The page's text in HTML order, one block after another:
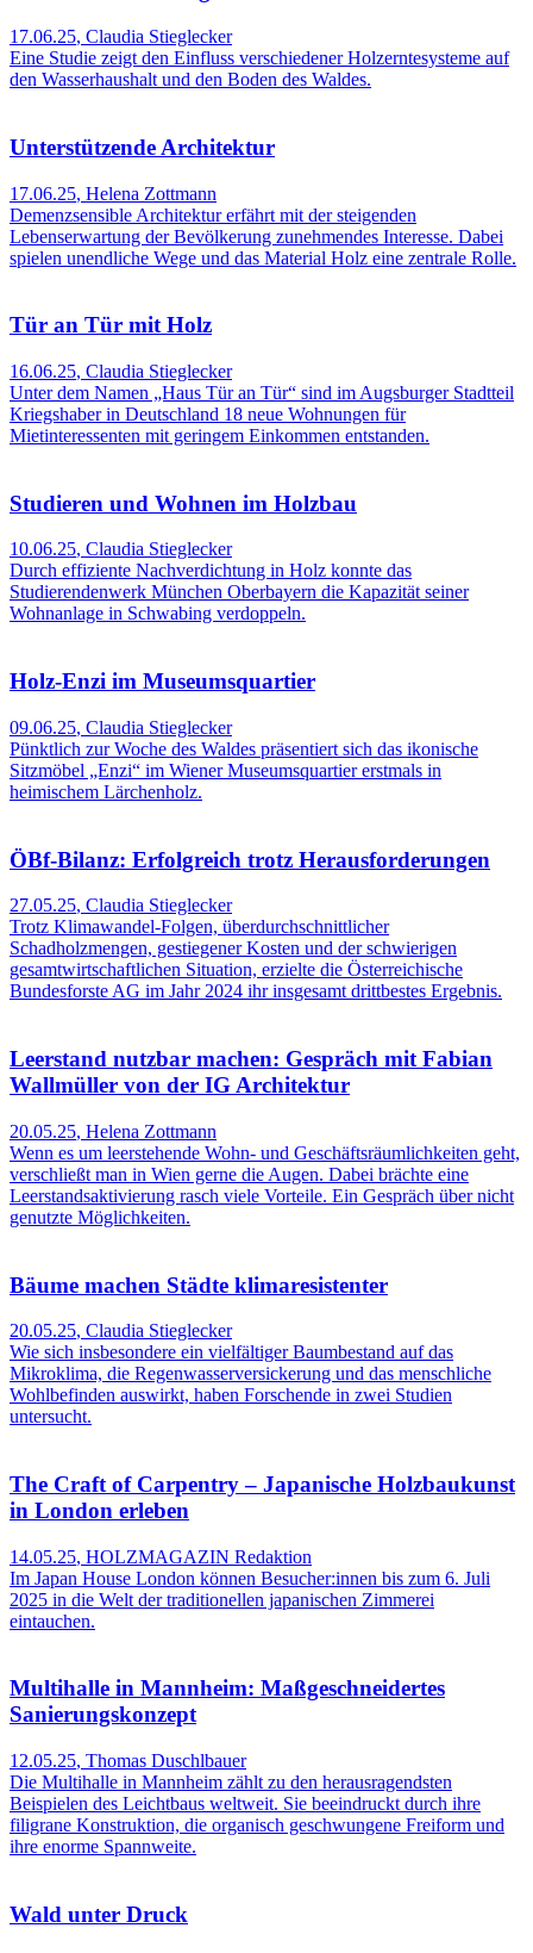
17.06.25, Claudia Stieglecker
Eine Studie zeigt den Einfluss verschiedener Holzerntesysteme auf
den Wasserhaushalt und den Boden des Waldes.
Unterstützende Architektur
17.06.25, Helena Zottmann
Demenzsensible Architektur erfährt mit der steigenden
Lebenserwartung der Bevölkerung zunehmendes Interesse. Dabei
spielen unendliche Wege und das Material Holz eine zentrale Rolle.
Tür an Tür mit Holz
16.06.25, Claudia Stieglecker
Unter dem Namen „Haus Tür an Tür“ sind im Augsburger Stadtteil
Kriegshaber in Deutschland 18 neue Wohnungen für
Mietinteressenten mit geringem Einkommen entstanden.
Studieren und Wohnen im Holzbau
10.06.25, Claudia Stieglecker
Durch effiziente Nachverdichtung in Holz konnte das
Studierendenwerk München Oberbayern die Kapazität seiner
Wohnanlage in Schwabing verdoppeln.
Holz-Enzi im Museumsquartier
09.06.25, Claudia Stieglecker
Pünktlich zur Woche des Waldes präsentiert sich das ikonische
Sitzmöbel „Enzi“ im Wiener Museumsquartier erstmals in
heimischem Lärchenholz.
ÖBf-Bilanz: Erfolgreich trotz Herausforderungen
27.05.25, Claudia Stieglecker
Trotz Klimawandel-Folgen, überdurchschnittlicher
Schadholzmengen, gestiegener Kosten und der schwierigen
gesamtwirtschaftlichen Situation, erzielte die Österreichische
Bundesforste AG im Jahr 2024 ihr insgesamt drittbestes Ergebnis.
Leerstand nutzbar machen: Gespräch mit Fabian
Wallmüller von der IG Architektur
20.05.25, Helena Zottmann
Wenn es um leerstehende Wohn- und Geschäftsräumlichkeiten geht,
verschließt man in Wien gerne die Augen. Dabei brächte eine
Leerstandsaktivierung rasch viele Vorteile. Ein Gespräch über nicht
genutzte Möglichkeiten.
Bäume machen Städte klimaresistenter
20.05.25, Claudia Stieglecker
Wie sich insbesondere ein vielfältiger Baumbestand auf das
Mikroklima, die Regenwasserversickerung und das menschliche
Wohlbefinden auswirkt, haben Forschende in zwei Studien
untersucht.
The Craft of Carpentry – Japanische Holzbaukunst
in London erleben
14.05.25, HOLZMAGAZIN Redaktion
Im Japan House London können Besucher:innen bis zum 6. Juli
2025 in die Welt der traditionellen japanischen Zimmerei
eintauchen.
Multihalle in Mannheim: Maßgeschneidertes
Sanierungskonzept
12.05.25, Thomas Duschlbauer
Die Multihalle in Mannheim zählt zu den herausragendsten
Beispielen des Leichtbaus weltweit. Sie beeindruckt durch ihre
filigrane Konstruktion, die organisch geschwungene Freiform und
ihre enorme Spannweite.
Wald unter Druck